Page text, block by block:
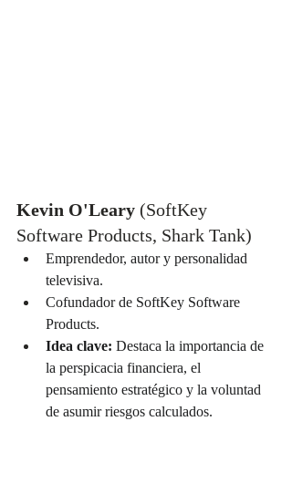
Kevin O'Leary (SoftKey
Software Products, Shark Tank)
Emprendedor, autor y personalidad
televisiva.
Cofundador de SoftKey Software
Products.
Idea clave: Destaca la importancia de
la perspicacia financiera, el
pensamiento estratégico y la voluntad
de asumir riesgos calculados.